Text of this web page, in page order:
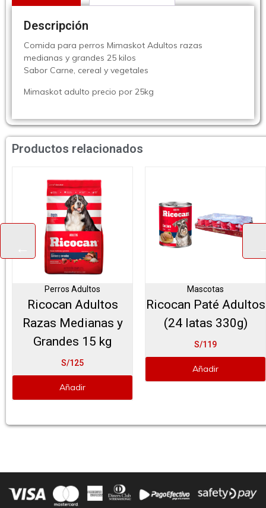
Descripción
Comida para perros Mimaskot Adultos razas
medianas y grandes 25 kilos
Sabor Carne, cereal y vegetales
Mimaskot adulto precio por 25kg
Productos relacionados
Perros Adultos
Ricocan Adultos
Razas Medianas y
Grandes 15 kg
S/125
Añadir
Mascotas
Ricocan Paté Adultos
(24 latas 330g)
S/119
Añadir